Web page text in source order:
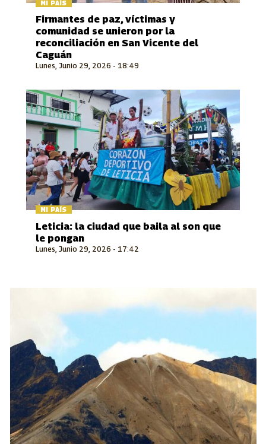
MI PAÍS
Lunes, Junio 29, 2026 - 18:49
Firmantes de paz, víctimas y
comunidad se unieron por la
reconciliación en San Vicente del
Caguán
MI PAÍS
Lunes, Junio 29, 2026 - 17:42
Leticia: la ciudad que baila al son que
le pongan